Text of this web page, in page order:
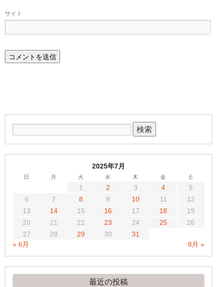
サイト
2025年7月
日 月 火 水 木 金 土
1 2 3 4
5
6
7 8 9 10 11
12
13
14 15 16 17 18
19
20
21 22 23 24 25
26
27
28 29 30
31
« 6月
8月 »
最近の投稿